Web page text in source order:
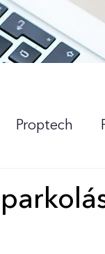
Proptech